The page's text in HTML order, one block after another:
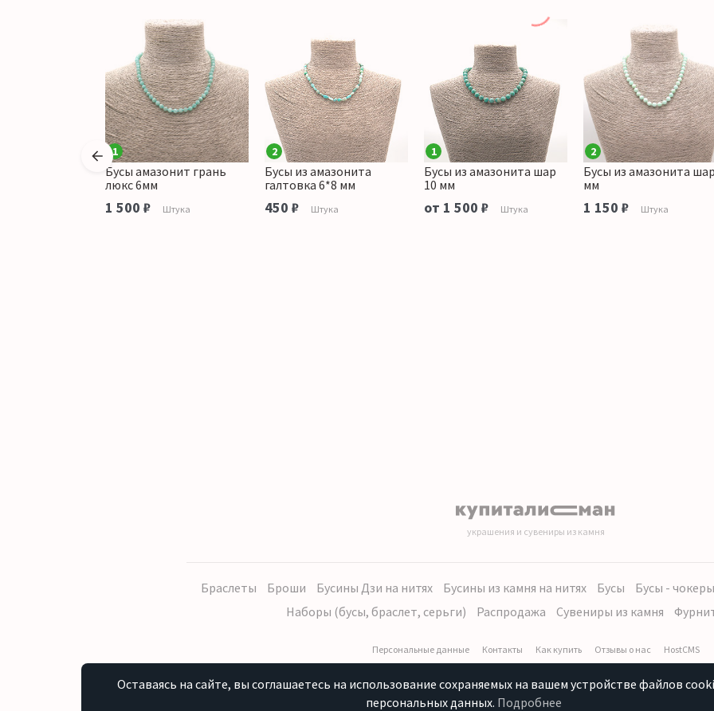
1
Бусы амазонит грань
люкс 6мм
1 500 ₽ Штука
2
Бусы из амазонита
галтовка 6*8 мм
450 ₽ Штука
1
Бусы из амазонита шар
10 мм
от 1 500 ₽ Штука
2
Бусы из амазонита
мм
1 150 ₽ Штука
украшения и сувениры из камня
Браслеты Броши Бусины Дзи на нитях Бусины из камня на нитях Бусы Бусы - чокеры
Наборы (бусы, браслет, серьги)
Распродажа Сувениры из камня
Персональные данные Контакты Как купить Отзывы о нас HostCMS
Оставаясь на сайте, вы соглашаетесь на использование сохраняемых на вашем устройстве файлов
персональных данных. Подробнее